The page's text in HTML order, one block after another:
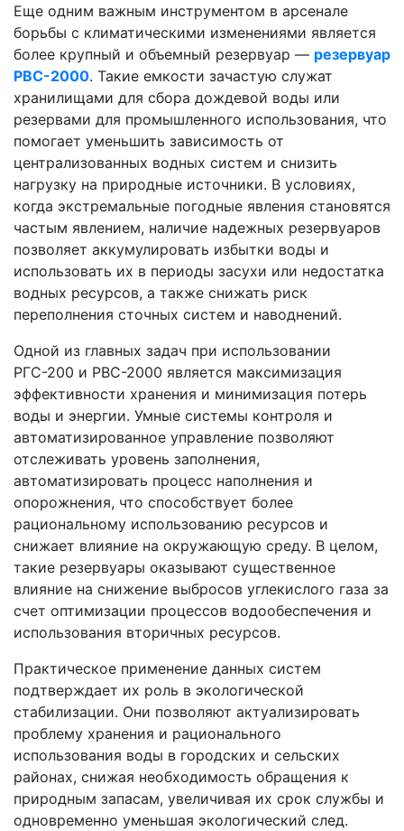
Еще одним важным инструментом в арсенале
борьбы с климатическими изменениями является
более крупный и объемный резервуар — резервуар
РВС-2000. Такие емкости зачастую служат
хранилищами для сбора дождевой воды или
резервами для промышленного использования, что
помогает уменьшить зависимость от
централизованных водных систем и снизить
нагрузку на природные источники. В условиях,
когда экстремальные погодные явления становятся
частым явлением, наличие надежных резервуаров
позволяет аккумулировать избытки воды и
использовать их в периоды засухи или недостатка
водных ресурсов, а также снижать риск
переполнения сточных систем и наводнений.
Одной из главных задач при использовании
РГС-200 и РВС-2000 является максимизация
эффективности хранения и минимизация потерь
воды и энергии. Умные системы контроля и
автоматизированное управление позволяют
отслеживать уровень заполнения,
автоматизировать процесс наполнения и
опорожнения, что способствует более
рациональному использованию ресурсов и
снижает влияние на окружающую среду. В целом,
такие резервуары оказывают существенное
влияние на снижение выбросов углекислого газа за
счет оптимизации процессов водообеспечения и
использования вторичных ресурсов.
Практическое применение данных систем
подтверждает их роль в экологической
стабилизации. Они позволяют актуализировать
проблему хранения и рационального
использования воды в городских и сельских
районах, снижая необходимость обращения к
природным запасам, увеличивая их срок службы и
одновременно уменьшая экологический след.